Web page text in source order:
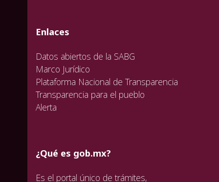
valida
valida
valida
Enlaces
Datos abiertos de la SABG
Marco Jurídico
Plataforma Nacional de Transparencia
Transparencia para el pueblo
Alerta
¿Qué es gob.mx?
Es el portal único de trámites,